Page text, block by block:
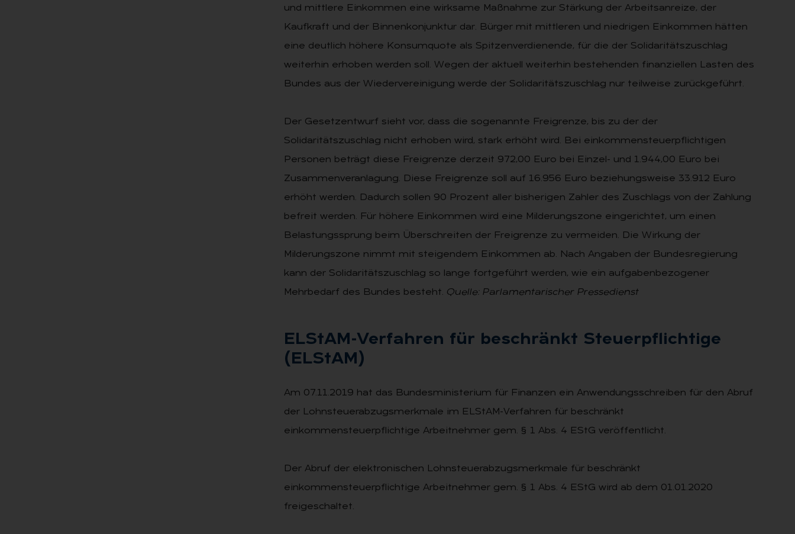
und mittlere Einkommen eine wirksame Maßnahme zur Stärkung der Arbeitsanreize, der
Kaufkraft und der Binnenkonjunktur dar. Bürger mit mittleren und niedrigen Einkommen hätten
eine deutlich höhere Konsumquote als Spitzenverdienende, für die der Solidaritätszuschlag
weiterhin erhoben werden soll. Wegen der aktuell weiterhin bestehenden finanziellen Lasten des
Bundes aus der Wiedervereinigung werde der Solidaritätszuschlag nur teilweise zurückgeführt.
Der Gesetzentwurf sieht vor, dass die sogenannte Freigrenze, bis zu der der
Solidaritätszuschlag nicht erhoben wird, stark erhöht wird. Bei einkommensteuerpflichtigen
Personen beträgt diese Freigrenze derzeit 972,00 Euro bei Einzel- und 1.944,00 Euro bei
Zusammenveranlagung. Diese Freigrenze soll auf 16.956 Euro beziehungsweise 33.912 Euro
erhöht werden. Dadurch sollen 90 Prozent aller bisherigen Zahler des Zuschlags von der Zahlung
befreit werden. Für höhere Einkommen wird eine Milderungszone eingerichtet, um einen
Belastungssprung beim Überschreiten der Freigrenze zu vermeiden. Die Wirkung der
Milderungszone nimmt mit steigendem Einkommen ab. Nach Angaben der Bundesregierung
kann der Solidaritätszuschlag so lange fortgeführt werden, wie ein aufgabenbezogener
Mehrbedarf des Bundes besteht. Quelle: Parlamentarischer Pressedienst
EL­S­tAM-Ver­fah­ren für be­schränkt Steu­er­pflich­ti­ge
(EL­S­tAM)
Am 07.11.2019 hat das Bundesministerium für Finanzen ein Anwendungsschreiben für den Abruf
der Lohnsteuerabzugsmerkmale im ELStAM-Verfahren für beschränkt
einkommensteuerpflichtige Arbeitnehmer gem. § 1 Abs. 4 EStG veröffentlicht.
Der Abruf der elektronischen Lohnsteuerabzugsmerkmale für beschränkt
einkommensteuerpflichtige Arbeitnehmer gem. § 1 Abs. 4 EStG wird ab dem 01.01.2020
freigeschaltet.